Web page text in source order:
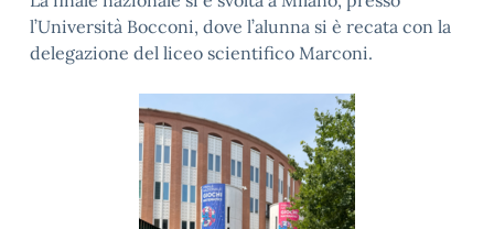
l’Università Bocconi, dove l’alunna si è recata con la
delegazione del liceo scientifico Marconi.